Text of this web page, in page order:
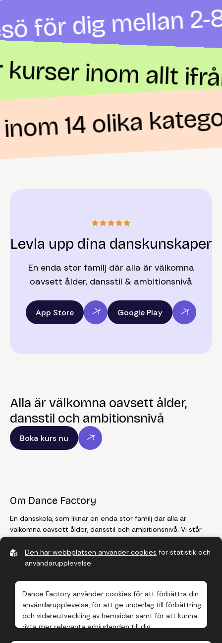
för dig mellan 2-
kurser inom allt
14 olika
Levla upp dina danskunskaper
En enda stor familj där alla är välkomna
oavsett ålder, dansstil & ambitionsnivå
App Store Google Play
Alla är välkomna oavsett ålder,
dansstil och ambitionsnivå
Boka kurs nu
Om Dance Factory
En dansskola, som liknar en enda stor familj där alla är
välkomna oavsett ålder, dansstil och ambitionsnivå. Vi står
framför allt, vi älskar dans!
Telefon:08-770 00 11
E-post:farsta@dancefactory.se
Adress:
Besöksadress: Farstagången 22, Farsta Centrum
Den här webbplatsen använder cookies för statistik och
användarupplevelse.
Dance Factory använder cookies för att förbättra din
användarupplevelse, för att ge underlag till förbättring
och vidareutveckling av hemsidan samt för att kunna
rikta mer relevanta erbjudanden till dig.